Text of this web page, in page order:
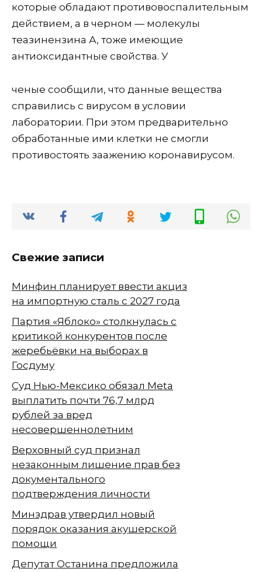
которые обладают противовоспалительным
действием, а в черном — молекулы
теазинензина А, тоже имеющие
антиоксидантные свойства. У
ченые сообщили, что данные вещества
справились с вирусом в условии
лаборатории. При этом предварительно
обработанные ими клетки не смогли
противостоять заажению коронавирусом.
Свежие записи
Минфин планирует ввести акциз
на импортную сталь с 2027 года
Партия «Яблоко» столкнулась с
критикой конкурентов после
жеребьёвки на выборах в
Госдуму
Суд Нью-Мексико обязал Meta
выплатить почти 76,7 млрд
рублей за вред
несовершеннолетним
Верховный суд признал
незаконным лишение прав без
документального
подтверждения личности
Минздрав утвердил новый
порядок оказания акушерской
помощи
Депутат Останина предложила